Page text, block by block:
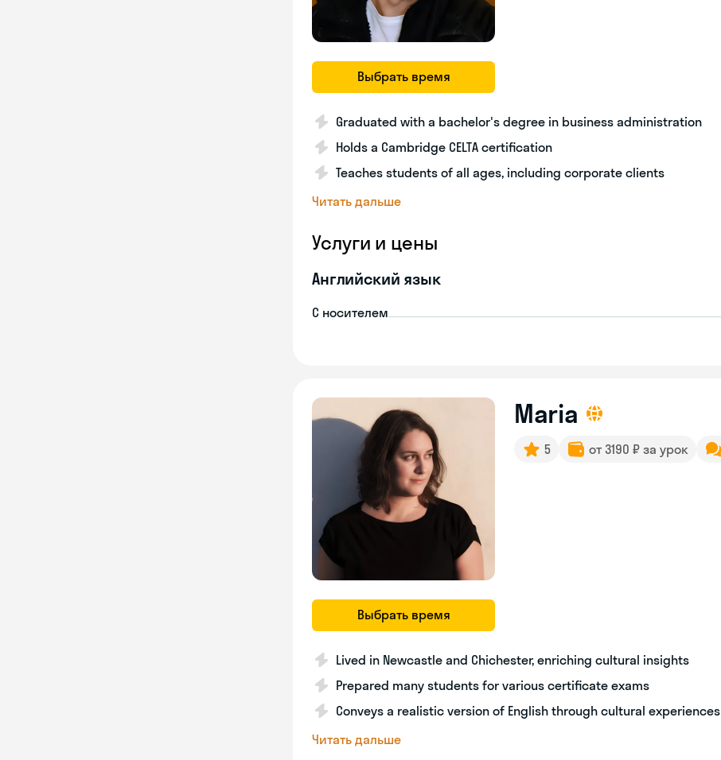
Выбрать время
Graduated with a bachelor's degree in business administration
Holds a Cambridge CELTA certification
Teaches students of all ages, including corporate clients
Читать дальше
Услуги и цены
Английский язык
С носителем
Выбрать время
Maria
5 от 3190 ₽ за урок
Lived in Newcastle and Chichester, enriching cultural insights
Prepared many students for various certificate exams
Conveys a realistic version of English through cultural experiences
Читать дальше